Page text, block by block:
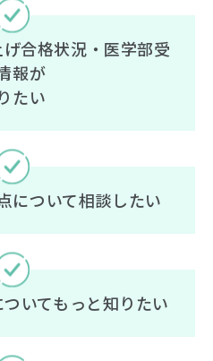
合格状況・医学部受
報が
たい
について相談したい
いてもっと知りたい